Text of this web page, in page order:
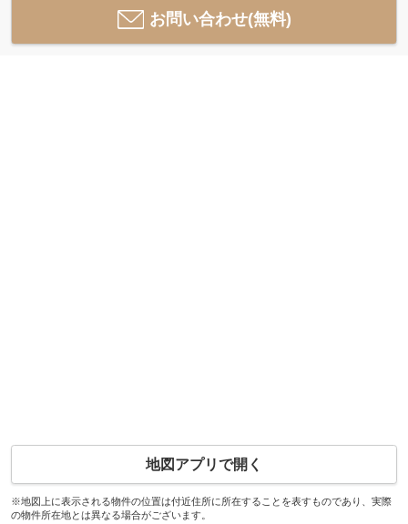
お問い合わせ(無料)
地図アプリで開く
※地図上に表示される物件の位置は付近住所に所在することを表すものであり、実際
の物件所在地とは異なる場合がございます。